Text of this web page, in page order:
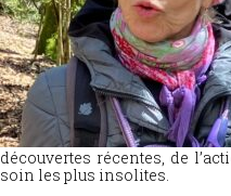
découvertes récentes, de
soin les plus insolites.